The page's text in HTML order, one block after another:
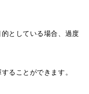
としている場合、過度
ることができます。